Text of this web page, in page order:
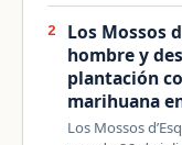
2
Los Mossos
hombre y
plantación
marihuana
Los Mossos